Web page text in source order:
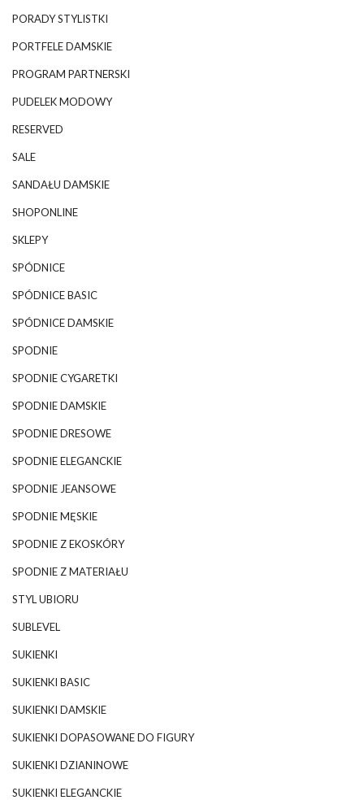
PORADY STYLISTKI
PORTFELE DAMSKIE
PROGRAM PARTNERSKI
PUDELEK MODOWY
RESERVED
SALE
SANDAŁU DAMSKIE
SHOPONLINE
SKLEPY
SPÓDNICE
SPÓDNICE BASIC
SPÓDNICE DAMSKIE
SPODNIE
SPODNIE CYGARETKI
SPODNIE DAMSKIE
SPODNIE DRESOWE
SPODNIE ELEGANCKIE
SPODNIE JEANSOWE
SPODNIE MĘSKIE
SPODNIE Z EKOSKÓRY
SPODNIE Z MATERIAŁU
STYL UBIORU
SUBLEVEL
SUKIENKI
SUKIENKI BASIC
SUKIENKI DAMSKIE
SUKIENKI DOPASOWANE DO FIGURY
SUKIENKI DZIANINOWE
SUKIENKI ELEGANCKIE